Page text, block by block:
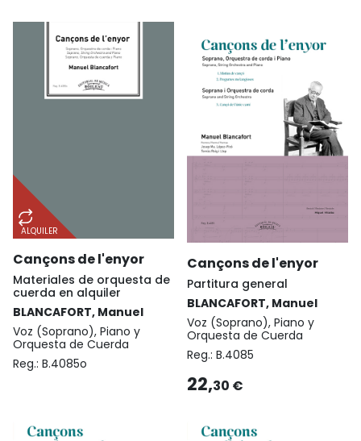
ALQUILER
Cançons de l'enyor
Materiales de orquesta de
cuerda en alquiler
BLANCAFORT, Manuel
Voz (Soprano), Piano y
Orquesta de Cuerda
Reg.: B.4085o
Cançons de l'enyor
Partitura general
BLANCAFORT, Manuel
Voz (Soprano), Piano y
Orquesta de Cuerda
Reg.: B.4085
22,30 €